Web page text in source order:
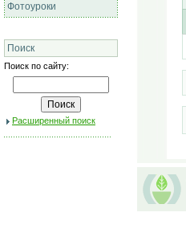
Фотоуроки
Поиск
Поиск по сайту:
Расширенный поиск